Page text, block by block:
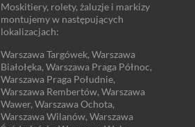
Moskitiery, rolety, żaluzje i markizy
montujemy w następujących
lokalizacjach:
Warszawa Targówek, Warszawa
Białołęka, Warszawa Praga Północ,
Warszawa Praga Południe,
Warszawa Rembertów, Warszawa
Wawer, Warszawa Ochota,
Warszawa Wilanów, Warszawa